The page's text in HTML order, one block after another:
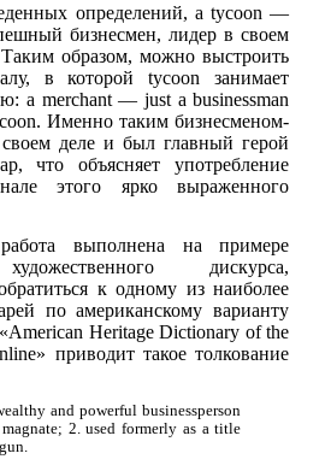
определений, a tycoon —
бизнесмен, лидер в своем
образом, можно выстроить
в которой tycoon занимает
a merchant — just a businessman
Именно таким бизнесменом-
деле и был главный герой
что объясняет употребление
этого ярко выраженного
выполнена на примере
дискурса,
к одному из наиболее
по американскому варианту
Heritage Dictionary of the
приводит такое толкование
and powerful businessperson
2. used formerly as a title